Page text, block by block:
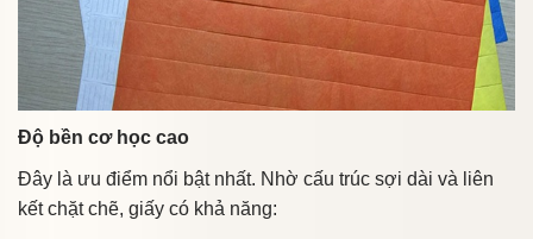
Độ bền cơ học cao
Đây là ưu điểm nổi bật nhất. Nhờ cấu trúc sợi dài và liên
kết chặt chẽ, giấy có khả năng: